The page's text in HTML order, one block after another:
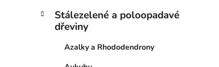
Stálezelené a poloopadavé
dřeviny
Azalky a Rhododendrony